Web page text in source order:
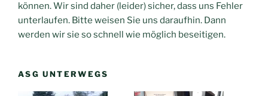
können. Wir sind daher (leider) sicher, dass uns Fehler
unterlaufen. Bitte weisen Sie uns daraufhin. Dann
werden wir sie so schnell wie möglich beseitigen.
ASG UNTERWEGS